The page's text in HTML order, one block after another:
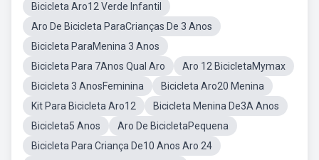
Bicicleta Aro12 Verde Infantil
Aro De Bicicleta ParaCrianças De 3 Anos
Bicicleta ParaMenina 3 Anos
Bicicleta Para 7Anos Qual Aro
Aro 12 BicicletaMymax
Bicicleta 3 AnosFeminina
Bicicleta Aro20 Menina
Kit Para Bicicleta Aro12
Bicicleta Menina De3A Anos
Bicicleta5 Anos
Aro De BicicletaPequena
Bicicleta Para Criança De10 Anos Aro 24